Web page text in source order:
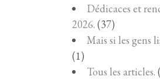
Dédicaces et
2026. (37)
Mais si les gens
(1)
Tous les articles.